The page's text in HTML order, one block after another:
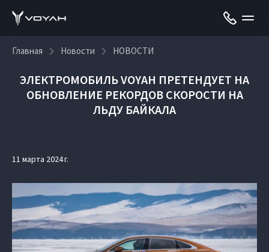
Главная Новости НОВОСТИ
ЭЛЕКТРОМОБИЛЬ VOYAH ПРЕТЕНДУЕТ НА
ОБНОВЛЕНИЕ РЕКОРДОВ СКОРОСТИ НА
ЛЬДУ БАЙКАЛА
11 марта 2024 г.